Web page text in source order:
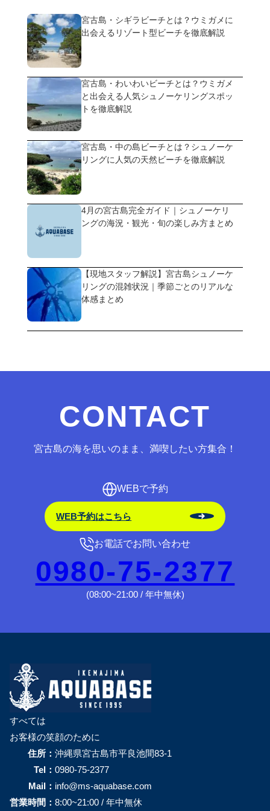
宮古島・シギラビーチとは？ウミガメに
出会えるリゾート型ビーチを徹底解説
宮古島・わいわいビーチとは？ウミガメ
と出会える人気シュノーケリングスポッ
トを徹底解説
宮古島・中の島ビーチとは？シュノーケ
リングに人気の天然ビーチを徹底解説
4月の宮古島完全ガイド｜シュノーケリ
ングの海況・観光・旬の楽しみ方まとめ
【現地スタッフ解説】宮古島シュノーケ
リングの混雑状況｜季節ごとのリアルな
体感まとめ
CONTACT
宮古島の海を思いのまま、満喫したい方集合！
WEBで予約
WEB予約はこちら
お電話でお問い合わせ
0980-75-2377
(08:00~21:00 / 年中無休)
すべては
お客様の笑顔のために
住所： 沖縄県宮古島市平良池間83-1
Tel： 0980-75-2377
Mail： info@ms-aquabase.com
営業時間： 8:00~21:00 / 年中無休